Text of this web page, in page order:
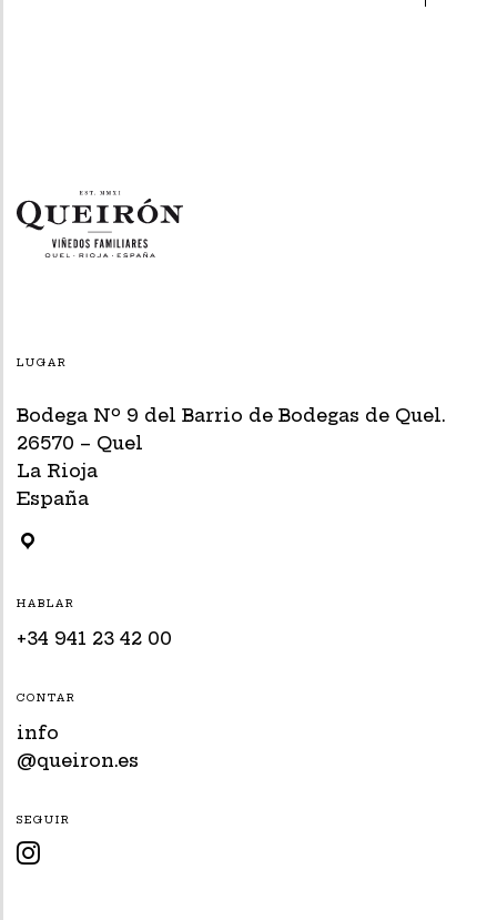
LUGAR
Bodega Nº 9 del Barrio de Bodegas de Quel.
26570 – Quel
La Rioja
España
HABLAR
+34 941 23 42 00
CONTAR
info
@queiron.es
SEGUIR
